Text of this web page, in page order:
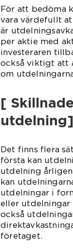
För att bedöma
vara värdefullt
är
per aktie med
investeraren
också viktigt att
om
[
utdelning]
Det finns flera
första kan
utdelning
kan
utdelningar i
eller
också
företaget.